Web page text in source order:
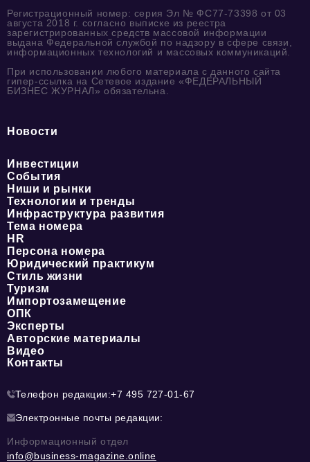
Регистрационный номер: серия Эл № ФС77-73398 от 03
августа 2018 г. согласно выписке из реестра
зарегистрированных средств массовой информации
выдана Федеральной службой по надзору в сфере связи,
информационных технологий и массовых коммуникаций.
При использовании любого материала с данного сайта
гипер-ссылка на Сетевое издание «ФЕДЕРАЛЬНЫЙ
БИЗНЕС ЖУРНАЛ» обязательна.
Новости
Инвестиции
События
Ниши и рынки
Технологии и тренды
Инфраструктура развития
Тема номера
HR
Персона номера
Юридический практикум
Стиль жизни
Туризм
Импортозамещение
ОПК
Эксперты
Авторские материалы
Видео
Контакты
Телефон редакции:+7 495 727-01-67
Электронные почты редакции:
Информационный отдел
info@business-magazine.online